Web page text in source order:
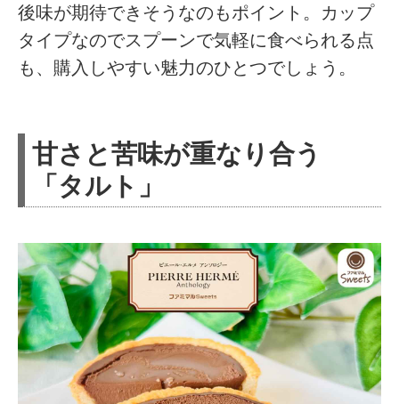
後味が期待できそうなのもポイント。カップ
タイプなのでスプーンで気軽に食べられる点
も、購入しやすい魅力のひとつでしょう。
甘さと苦味が重なり合う
「タルト」